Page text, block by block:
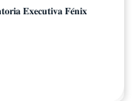
𝐄𝐱𝐞𝐜𝐮𝐭𝐢𝐯𝐚 𝐅𝐞́𝐧𝐢𝐱